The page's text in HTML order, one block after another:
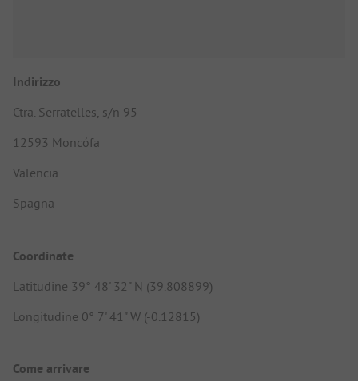
Indirizzo
Ctra. Serratelles, s/n 95
12593 Moncófa
Valencia
Spagna
Coordinate
Latitudine 39° 48' 32" N (39.808899)
Longitudine 0° 7' 41" W (-0.12815)
Come arrivare